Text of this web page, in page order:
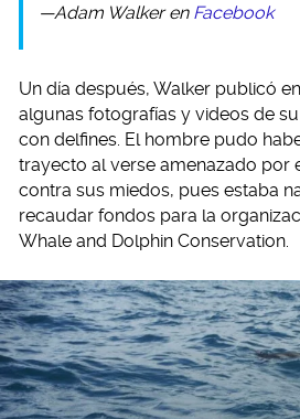
—Adam Walker en Facebook
Un día después, Walker publicó
algunas fotografías y videos de
con delfines. El hombre pudo
trayecto al verse amenazado por
contra sus miedos, pues estaba
recaudar fondos para la
Whale and Dolphin Conservation.